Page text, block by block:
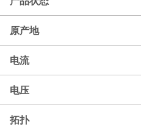
原产地
电流
电压
拓扑